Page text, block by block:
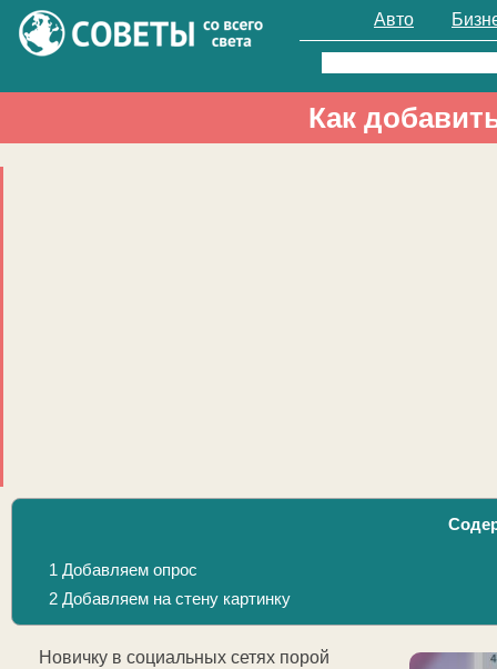
Авто
Найти:
Как
1 Добавляем опрос
2Добавляем на стену картинку
Новичку в социальных сетях порой